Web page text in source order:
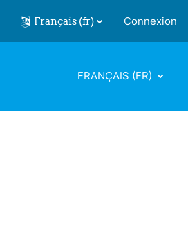
désactiver la saisie de
Français ‎(fr)‎ Connexion
FRANÇAIS ‎(FR)‎